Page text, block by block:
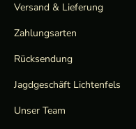
Versand & Lieferung
Zahlungsarten
Rücksendung
Jagdgeschäft Lichtenfels
Unser Team